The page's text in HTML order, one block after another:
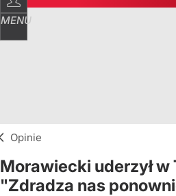
MENU
Opinie
Morawiecki uderzył
"Zdradza nas